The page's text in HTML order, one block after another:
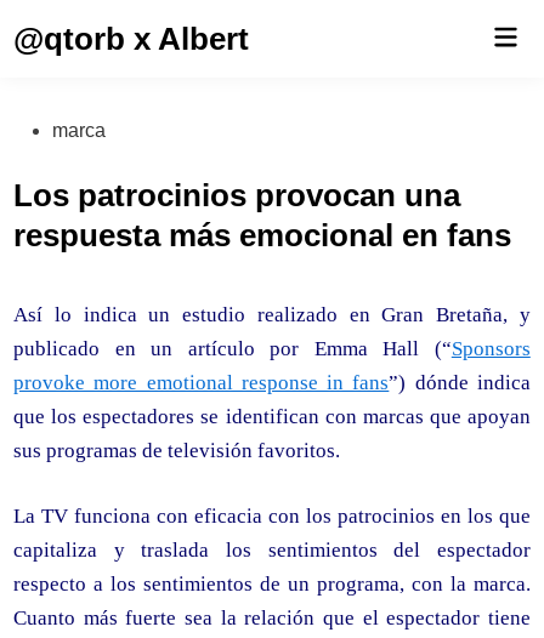
@qtorb x Albert
Publicado
marca
Los patrocinios provocan una
respuesta más emocional en fans
Así lo indica un estudio realizado en Gran Bretaña, y
publicado en un artículo por Emma Hall (“Sponsors
provoke more emotional response in fans”) dónde indica
que los espectadores se identifican con marcas que apoyan
sus programas de televisión favoritos.
La TV funciona con eficacia con los patrocinios en los que
capitaliza y traslada los sentimientos del espectador
respecto a los sentimientos de un programa, con la marca.
Cuanto más fuerte sea la relación que el espectador tiene